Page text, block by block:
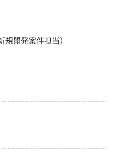
開発案件担当）